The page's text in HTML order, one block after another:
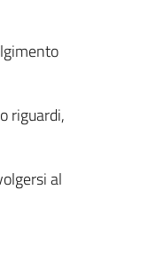
riguardi,
al